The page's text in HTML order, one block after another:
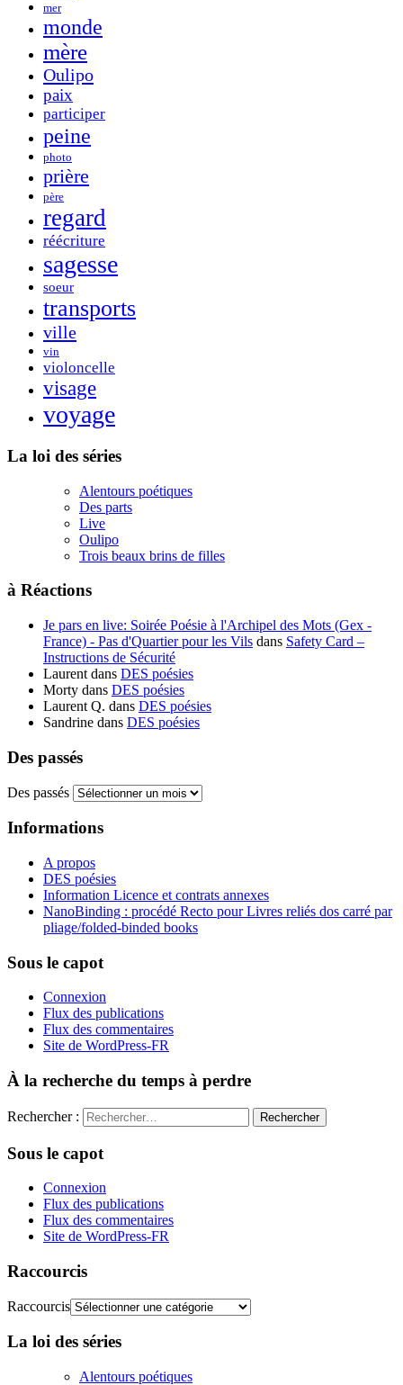
mer
monde
mère
Oulipo
paix
participer
peine
photo
prière
père
regard
réécriture
sagesse
soeur
transports
ville
vin
violoncelle
visage
voyage
La loi des séries
Alentours poétiques
Des parts
Live
Oulipo
Trois beaux brins de filles
à Réactions
Je pars en live: Soirée Poésie à l'Archipel des Mots (Gex -
France) - Pas d'Quartier pour les Vils dans Safety Card –
Instructions de Sécurité
Laurent dans DES poésies
Morty dans DES poésies
Laurent Q. dans DES poésies
Sandrine dans DES poésies
Des passés
Des passés
Informations
A propos
DES poésies
Information Licence et contrats annexes
NanoBinding : procédé Recto pour Livres reliés dos carré par
pliage/folded-binded books
Sous le capot
Connexion
Flux des publications
Flux des commentaires
Site de WordPress-FR
À la recherche du temps à perdre
Rechercher :
Sous le capot
Connexion
Flux des publications
Flux des commentaires
Site de WordPress-FR
Raccourcis
Raccourcis
La loi des séries
Alentours poétiques